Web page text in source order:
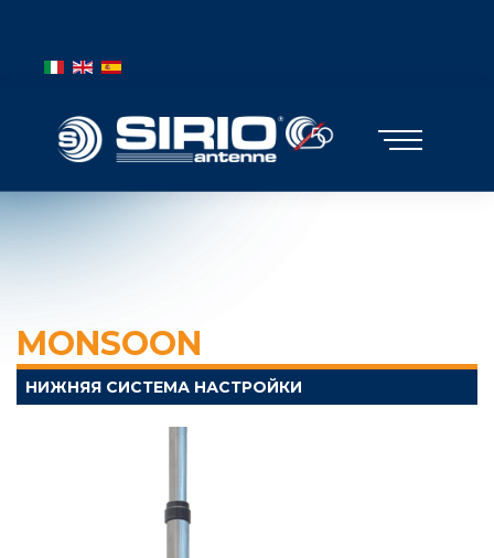
Выберите язык
MONSOON
НИЖНЯЯ СИСТЕМА НАСТРОЙКИ